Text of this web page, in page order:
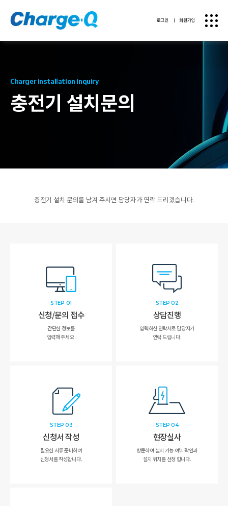
로그인ㅣ회원가입
Charger installation inquiry
충전기 설치문의
충전기 설치 문의를 남겨 주시면 담당자가 연락 드리겠습니다.
STEP 01
신청/문의 접수
간단한 정보를
입력해 주세요.
STEP 02
상담진행
입력하신 연락처로 담당자가
연락 드립니다.
STEP 03
신청서 작성
필요한 서류 준비하여
신청서를 작성합니다.
STEP 04
현장실사
방문하여 설치 가능 여부 확인과
설치 위치를 선정 합니다.